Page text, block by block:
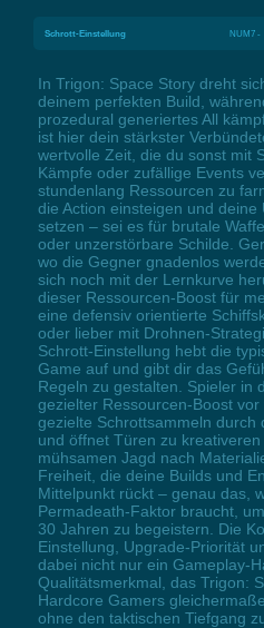
Schrott-Einstellung NUM7
In Trigon: Space Story dreht
deinem perfekten Build,
prozedural generiertes All
ist hier dein stärkster
wertvolle Zeit, die du sonst mit
Kämpfe oder zufällige Events
stundenlang Ressourcen zu
die Action einsteigen und deine
setzen – sei es für brutale
oder unzerstörbare Schilde.
wo die Gegner gnadenlos
sich noch mit der Lernkurve
dieser Ressourcen-Boost für
eine defensiv orientierte
oder lieber mit Drohnen-
Schrott-Einstellung hebt die
Game auf und gibt dir das
Regeln zu gestalten. Spieler in
gezielter Ressourcen-Boost
gezielte Schrottsammeln durch
und öffnet Türen zu
mühsamen Jagd nach
Freiheit, die deine Builds und
Mittelpunkt rückt – genau das,
Permadeath-Faktor braucht,
30 Jahren zu begeistern. Die
Einstellung, Upgrade-Priorität
dabei nicht nur ein Gameplay-
Qualitätsmerkmal, das Trigon:
Hardcore Gamers
ohne den taktischen Tiefgang